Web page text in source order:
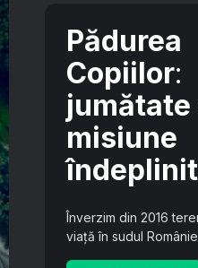
Pădurea
Copiilor:
jumătate
misiune
Înverzim din 2016
viață în sudul